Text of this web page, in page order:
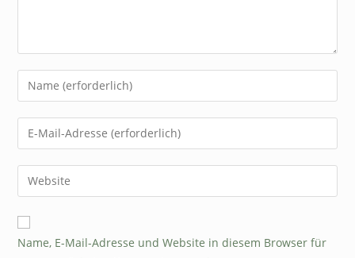
Name, E-Mail-Adresse und Website in diesem Browser für